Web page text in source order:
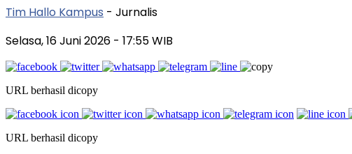
Tim Hallo Kampus - Jurnalis
Selasa, 16 Juni 2026 - 17:55 WIB
URL berhasil dicopy
URL berhasil dicopy